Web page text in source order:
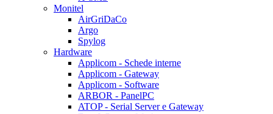
Monitel
AirGriDaCo
Argo
Spylog
Hardware
Applicom - Schede interne
Applicom - Gateway
Applicom - Software
ARBOR - PanelPC
ATOP - Serial Server e Gateway